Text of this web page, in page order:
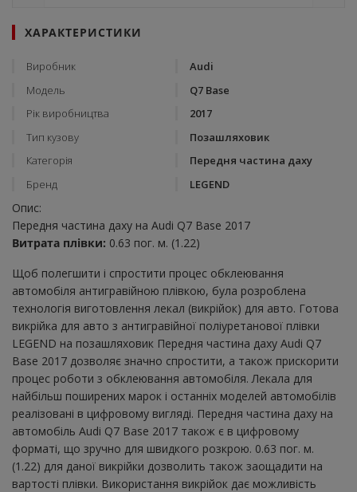
ХАРАКТЕРИСТИКИ
Виробник
Audi
Модель
Q7 Base
Рік виробництва
2017
Тип кузову
Позашляховик
Категорія
Передня частина даху
Бренд
LEGEND
Опис:
Передня частина даху на Audi Q7 Base 2017
Витрата плівки: 0.63 пог. м. (1.22)
Щоб полегшити і спростити процес обклеювання
автомобіля антигравійною плівкою, була розроблена
технологія виготовлення лекал (викрійок) для авто. Готова
викрійка для авто з антигравійної поліуретанової плівки
LEGEND на позашляховик Передня частина даху Audi Q7
Base 2017 дозволяє значно спростити, а також прискорити
процес роботи з обклеювання автомобіля. Лекала для
найбільш поширених марок і останніх моделей автомобілів
реалізовані в цифровому вигляді. Передня частина даху на
автомобіль Audi Q7 Base 2017 також є в цифровому
форматі, що зручно для швидкого розкрою. 0.63 пог. м.
(1.22) для даної викрійки дозволить також заощадити на
вартості плівки. Використання викрійок дає можливість